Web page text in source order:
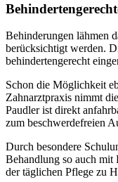
Behinderungen lähmen
berücksichtigt werden.
behindertengerecht
Schon die Möglichkeit
Zahnarztpraxis nimmt
Paudler ist direkt
zum beschwerdefreien
Durch besondere
Behandlung so auch mit
der täglichen Pflege zu